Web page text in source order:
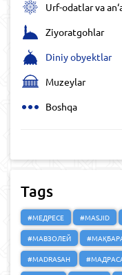
Urf-odatlar va
Ziyoratgohlar
Diniy obyektlar
Muzeylar
Boshqa
Tags
#МЕДРЕСЕ #MASJID
#МАВЗОЛЕЙ
#MADRASAH